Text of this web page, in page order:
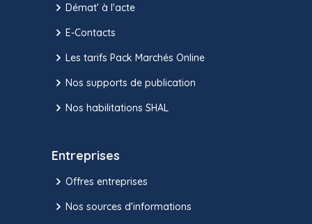
Démat' à l'acte
E-Contacts
Les tarifs Pack Marchés Online
Nos supports de publication
Nos habilitations SHAL
Entreprises
Offres entreprises
Nos sources d'informations